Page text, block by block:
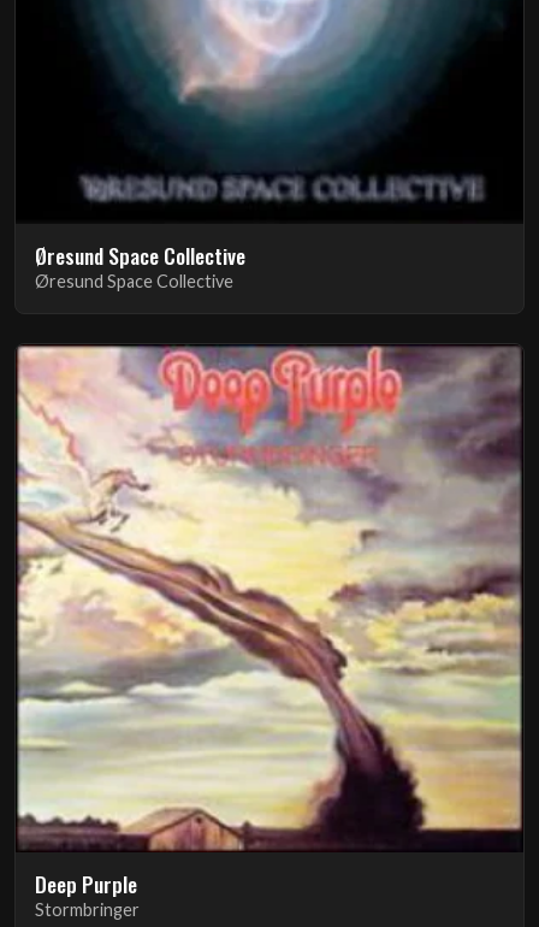
Øresund Space Collective
Øresund Space Collective
Deep Purple
Stormbringer